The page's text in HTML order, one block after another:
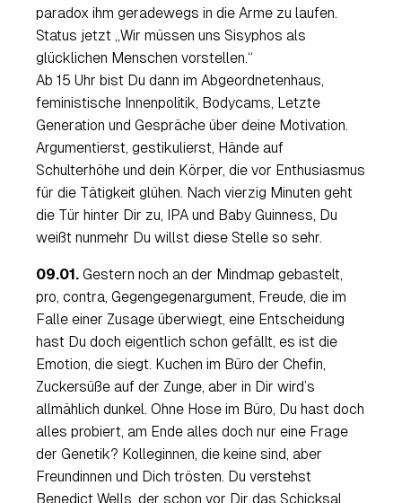
paradox ihm geradewegs in die Arme zu laufen.
Status jetzt „Wir müssen uns Sisyphos als
glücklichen Menschen vorstellen.“
Ab 15 Uhr bist Du dann im Abgeordnetenhaus,
feministische Innenpolitik, Bodycams, Letzte
Generation und Gespräche über deine Motivation.
Argumentierst, gestikulierst, Hände auf
Schulterhöhe und dein Körper, die vor Enthusiasmus
für die Tätigkeit glühen. Nach vierzig Minuten geht
die Tür hinter Dir zu, IPA und Baby Guinness, Du
weißt nunmehr Du willst diese Stelle so sehr.
09.01. Gestern noch an der Mindmap gebastelt,
pro, contra, Gegengegenargument, Freude, die im
Falle einer Zusage überwiegt, eine Entscheidung
hast Du doch eigentlich schon gefällt, es ist die
Emotion, die siegt. Kuchen im Büro der Chefin,
Zuckersüße auf der Zunge, aber in Dir wird’s
allmählich dunkel. Ohne Hose im Büro, Du hast doch
alles probiert, am Ende alles doch nur eine Frage
der Genetik? Kolleginnen, die keine sind, aber
Freundinnen und Dich trösten. Du verstehst
Benedict Wells, der schon vor Dir das Schicksal